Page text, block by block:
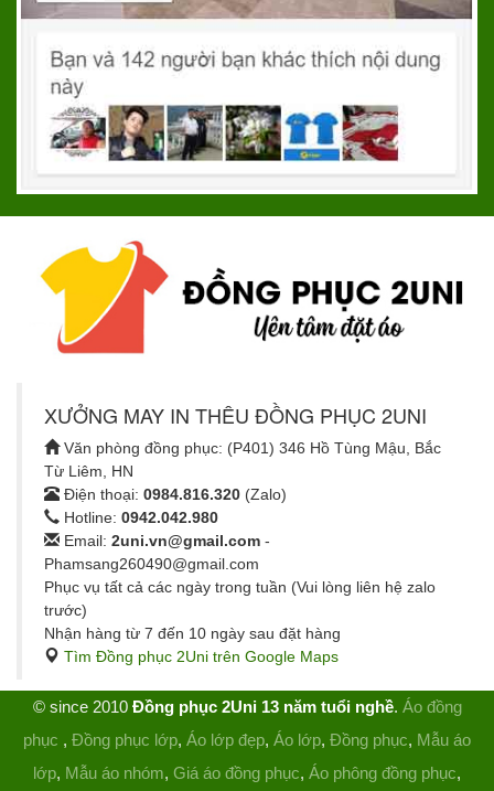
XƯỞNG MAY IN THÊU ĐỒNG PHỤC 2UNI
Văn phòng đồng phục: (P401) 346 Hồ Tùng Mậu, Bắc
Từ Liêm, HN
Điện thoại: 0984.816.320 (Zalo)
Hotline: 0942.042.980
Email: 2uni.vn@gmail.com -
Phamsang260490@gmail.com
Phục vụ tất cả các ngày trong tuần (Vui lòng liên hệ zalo
trước)
Nhận hàng từ 7 đến 10 ngày sau đặt hàng
Tìm Đồng phục 2Uni trên Google Maps
© since 2010 Đồng phục 2Uni 13 năm tuổi nghề. Áo đồng
phục , Đồng phục lớp, Áo lớp đẹp, Áo lớp, Đồng phục, Mẫu áo
lớp, Mẫu áo nhóm, Giá áo đồng phục, Áo phông đồng phục,